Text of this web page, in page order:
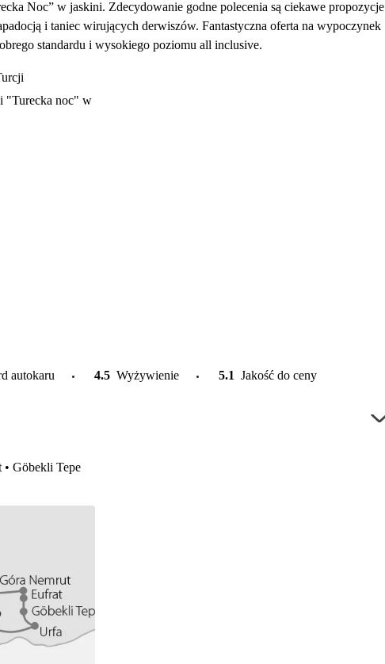
Noc” w jaskini. Zdecydowanie godne polecenia są ciekawe propozycje
i taniec wirujących derwiszów. Fantastyczna oferta na wypoczynek
standardu i wysokiego poziomu all inclusive.
"Turecka noc" w
autokaru 4.5 Wyżywienie 5.1 Jakość do ceny
• Göbekli Tepe